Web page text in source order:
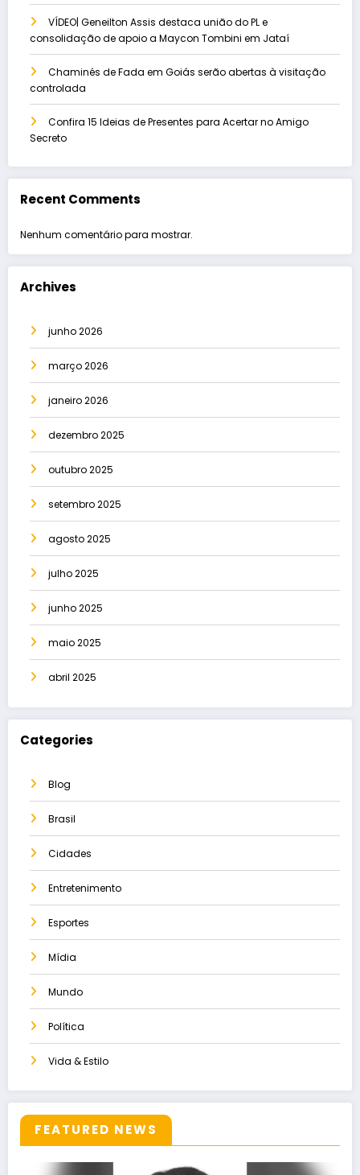
VÍDEO| Geneilton Assis destaca união do PL e
consolidação de apoio a Maycon Tombini em Jataí
Chaminés de Fada em Goiás serão abertas à visitação
controlada
Confira 15 Ideias de Presentes para Acertar no Amigo
Secreto
Recent Comments
Nenhum comentário para mostrar.
Archives
junho 2026
março 2026
janeiro 2026
dezembro 2025
outubro 2025
setembro 2025
agosto 2025
julho 2025
junho 2025
maio 2025
abril 2025
Categories
Blog
Brasil
Cidades
Entretenimento
Esportes
Mídia
Mundo
Política
Vida & Estilo
FEATURED NEWS